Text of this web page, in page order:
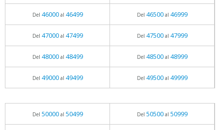
Del 46000al 46499 Del 46500al 46999
Del 47000al 47499 Del 47500al 47999
Del 48000al 48499 Del 48500al 48999
Del 49000al 49499 Del 49500al 49999
Del 50000al 50499 Del 50500al 50999